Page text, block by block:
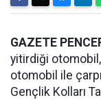
GAZETE
yitirdiği
otomobil ile
Gençlik Kolları